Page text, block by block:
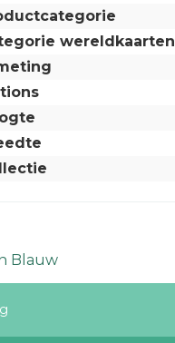
wereldkaarten
Blauw